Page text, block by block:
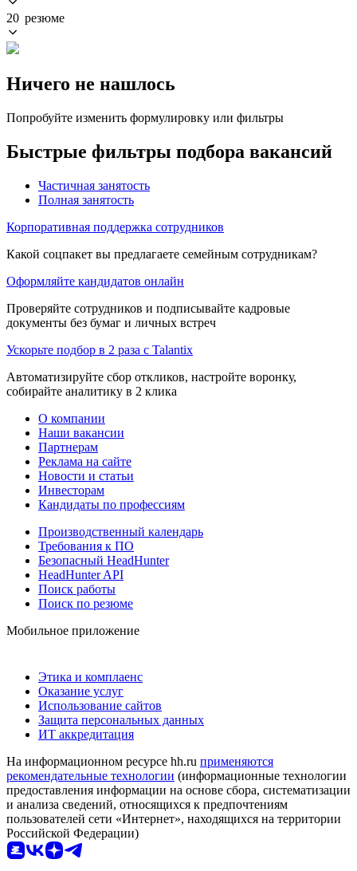
20 резюме
Ничего не нашлось
Попробуйте изменить формулировку или фильтры
Быстрые фильтры подбора вакансий
Частичная занятость
Полная занятость
Корпоративная поддержка сотрудников
Какой соцпакет вы предлагаете семейным сотрудникам?
Оформляйте кандидатов онлайн
Проверяйте сотрудников и подписывайте кадровые
документы без бумаг и личных встреч
Ускорьте подбор в 2 раза с Talantix
Автоматизируйте сбор откликов, настройте воронку,
собирайте аналитику в 2 клика
О компании
Наши вакансии
Партнерам
Реклама на сайте
Новости и статьи
Инвесторам
Кандидаты по профессиям
Производственный календарь
Требования к ПО
Безопасный HeadHunter
HeadHunter API
Поиск работы
Поиск по резюме
Мобильное приложение
Этика и комплаенс
Оказание услуг
Использование сайтов
Защита персональных данных
ИТ аккредитация
На информационном ресурсе hh.ru применяются
рекомендательные технологии (информационные технологии
предоставления информации на основе сбора, систематизации
и анализа сведений, относящихся к предпочтениям
пользователей сети «Интернет», находящихся на территории
Российской Федерации)